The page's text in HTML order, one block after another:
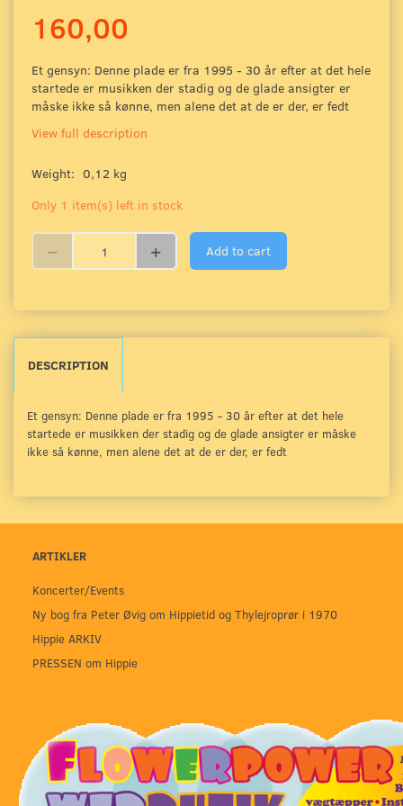
160,00
Et gensyn: Denne plade er fra 1995 - 30 år efter at det hele
startede er musikken der stadig og de glade ansigter er
måske ikke så kønne, men alene det at de er der, er fedt
View full description
Weight: 0,12 kg
Only 1 item(s) left in stock
Add to cart
DESCRIPTION
Et gensyn: Denne plade er fra 1995 - 30 år efter at det hele
startede er musikken der stadig og de glade ansigter er måske
ikke så kønne, men alene det at de er der, er fedt
ARTIKLER
Koncerter/Events
Ny bog fra Peter Øvig om Hippietid og Thylejroprør i 1970
Hippie ARKIV
PRESSEN om Hippie